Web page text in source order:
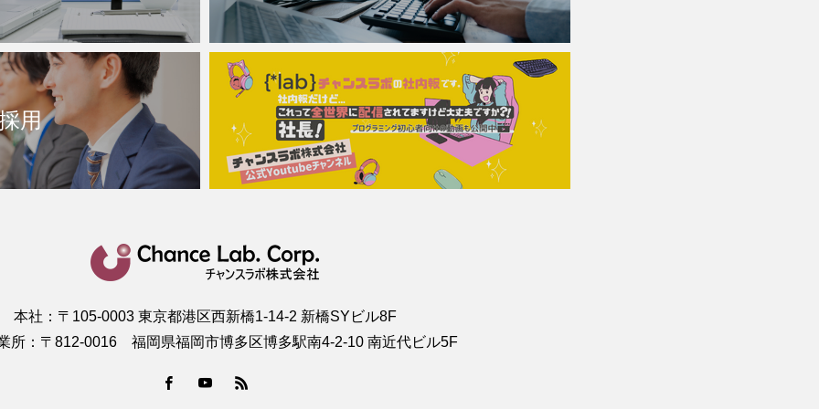
用
本社：〒105-0003 東京都港区西新橋1-14-2 新橋SYビル8F
所：〒812-0016 福岡県福岡市博多区博多駅南4-2-10 南近代ビル5F